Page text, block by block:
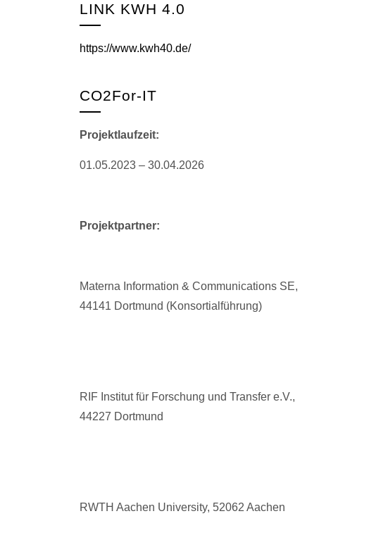
LINK KWH 4.0
https://www.kwh40.de/
CO2For-IT
Projektlaufzeit:
01.05.2023 – 30.04.2026
Projektpartner:
Materna Information & Communications SE,
44141 Dortmund (Konsortialführung)
RIF Institut für Forschung und Transfer e.V.,
44227 Dortmund
RWTH Aachen University, 52062 Aachen